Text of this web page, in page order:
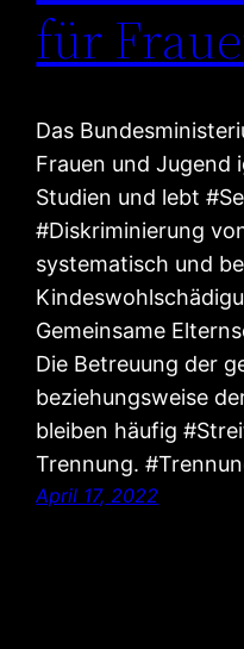
für
Das
Frauen und Jugend
Studien und lebt
#Diskriminierung
systematisch und
Gemeinsame
Die Betreuung der
beziehungsweise
bleiben häufig
Trennung.
April 17, 2022